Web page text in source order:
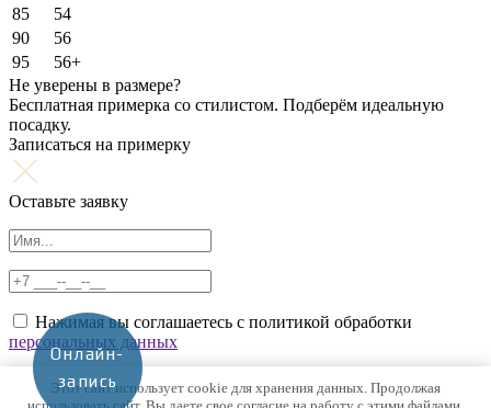
85
54
90
56
95
56+
Не уверены в размере?
Бесплатная примерка со стилистом. Подберём идеальную
посадку.
Записаться на примерку
Оставьте заявку
Нажимая вы соглашаетесь с политикой обработки
персональных данных
Этот сайт использует cookie для хранения данных. Продолжая
Онлайн-
запись